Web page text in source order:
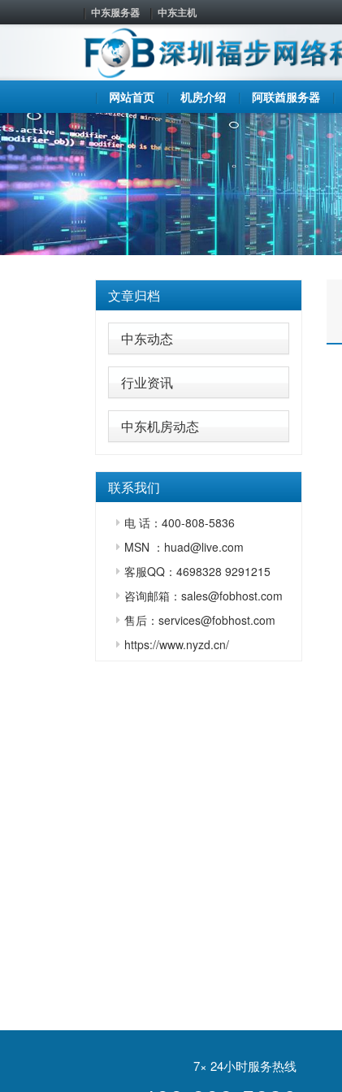
中东服务器 中东主机
网站首页 机房介绍 阿联酋服务器
文章归档
中东动态
行业资讯
中东机房动态
联系我们
电 话：400-808-5836
MSN ：huad@live.com
客服QQ：4698328 9291215
咨询邮箱：sales@fobhost.com
售后：services@fobhost.com
https://www.nyzd.cn/
7× 24小时服务热线